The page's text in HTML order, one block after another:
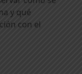
y qué
con el